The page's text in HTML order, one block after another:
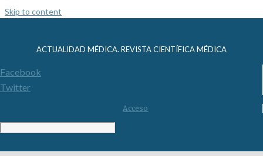
Skip to content
ACTUALIDAD MÉDICA. REVISTA CIENTÍFICA MÉDICA
Facebook
Twitter
Acceso